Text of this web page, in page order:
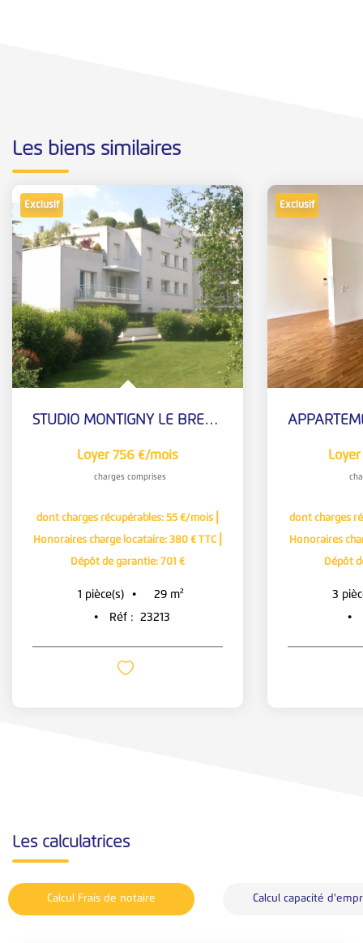
Les biens similaires
Exclusif
STUDIO MONTIGNY LE BRETONNEUX - 1 pièce - 29.07 m2
Loyer 756 €/mois
charges comprises
dont charges récupérables: 55 €/mois
Honoraires charge locataire: 380 € TTC
Dépôt de garantie: 701 €
1 pièce(s) 29 m²
Réf :
23213
Exclusif
dont charges
Honoraires
Dépôt
3
Les calculatrices
Calcul Frais de notaire Calcul capacité